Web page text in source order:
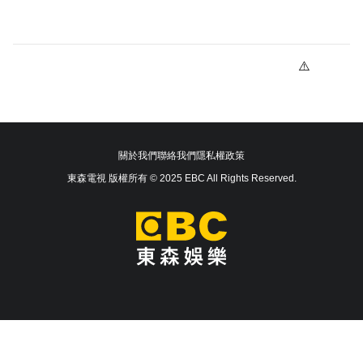
關於我們聯絡我們隱私權政策
東森電視 版權所有 © 2025 EBC All Rights Reserved.